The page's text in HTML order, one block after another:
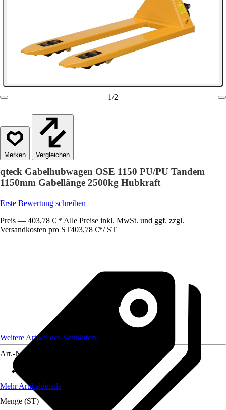
1/2
Vergleichen
qteck Gabelhubwagen OSE 1150 PU/PU Tandem
1150mm Gabellänge 2500kg Hubkraft
Erste Bewertung schreiben
Preis — 403,78 € * Alle Preise inkl. MwSt. und ggf. zzgl.
Versandkosten pro ST403,78 €*/ ST
Weitere Artikel des Verkäufers
Art.-Nr.
Mehr Artikeldetails
Menge (ST)